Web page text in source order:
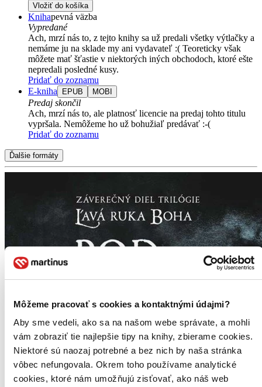
Môžeme pracovať s cookies a kontaktnými údajmi?
Aby sme vedeli, ako sa na našom webe správate, a mohli
vám zobraziť tie najlepšie tipy na knihy, zbierame cookies.
Niektoré sú naozaj potrebné a bez nich by naša stránka
vôbec nefungovala. Okrem toho používame analytické
cookies, ktoré nám umožňujú zisťovať, ako náš web
Vložiť do košíka
Knihapevná väzba
Vypredané
Ach, mrzí nás to, z tejto knihy sa už predali všetky výtlačky a
nemáme ju na sklade my ani vydavateľ :( Teoreticky však
môžete mať šťastie v niektorých iných obchodoch, ktoré ešte
nepredali posledné kusy.
Pridať do zoznamu
E-kniha
EPUB MOBI
Predaj skončil
Ach, mrzí nás to, ale platnosť licencie na predaj tohto titulu
vypršala. Nemôžeme ho už bohužiaľ predávať :-(
Pridať do zoznamu
Ďalšie formáty